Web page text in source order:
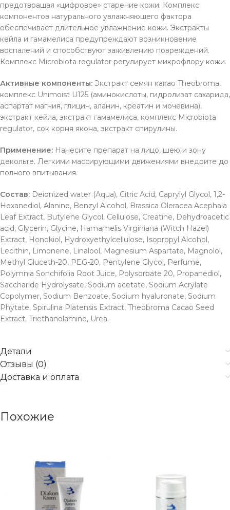
предотвращая «цифровое» старение кожи. Комплекс
компонентов натурального увлажняющего фактора
обеспечивает длительное увлажнение кожи. Экстракты
кейла и гамамелиса предупреждают возникновение
воспалений и способствуют заживлению повреждений.
Комплекс Microbiota regulator регулирует микрофлору кожи.
Активные компоненты: Экстракт семян какао Theobroma,
комплекс Unimoist U125 (аминокислоты, гидролизат сахарида,
аспартат магния, глицин, аланин, креатин и мочевина),
экстракт кейла, экстракт гамамелиса, комплекс Microbiota
regulator, сок корня якона, экстракт спирулины.
Применение: Нанесите препарат на лицо, шею и зону
декольте. Легкими массирующими движениями внедрите до
полного впитывания.
Состав: Deionized water (Aqua), Citric Acid, Caprylyl Glycol, 1,2-
Hexanediol, Alanine, Benzyl Alcohol, Brassica Oleracea Acephala
Leaf Extract, Butylene Glycol, Cellulose, Creatine, Dehydroacetic
acid, Glycerin, Glycine, Hamamelis Virginiana (Witch Hazel)
Extract, Honokiol, Hydroxyethylcellulose, Isopropyl Alcohol,
Lecithin, Limonene, Linalool, Magnesium Aspartate, Magnolol,
Methyl Gluceth-20, PEG-20, Pentylene Glycol, Perfume,
Polymnia Sonchifolia Root Juice, Polysorbate 20, Propanediol,
Saccharide Hydrolysate, Sodium acetate, Sodium Acrylate
Copolymer, Sodium Benzoate, Sodium hyaluronate, Sodium
Phytate, Spirulina Platensis Extract, Theobroma Cacao Seed
Extract, Triethanolamine, Urea.
Детали
Отзывы (0)
Доставка и оплата
Похожие